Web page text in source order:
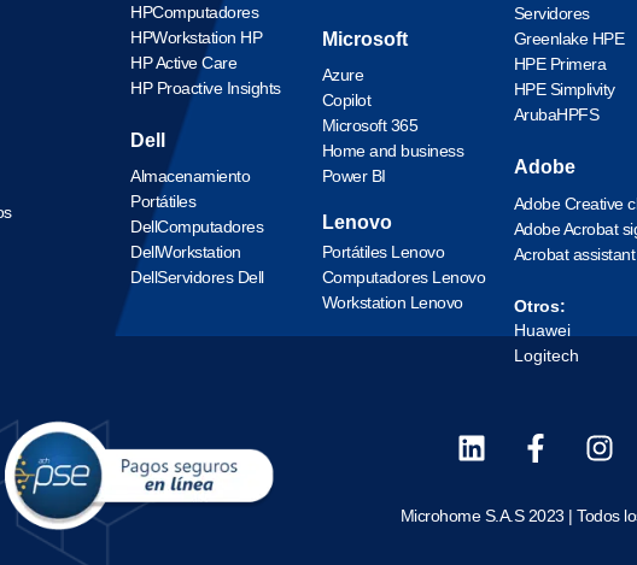
HPComputadores
HPWorkstation HP
HP Active Care
HP Proactive Insights
Dell
Almacenamiento
Portátiles
DellComputadores
DellWorkstation
DellServidores Dell
Microsoft
Azure
Copilot
Microsoft 365
Home and business
Power BI
Lenovo
Portátiles Lenovo
Computadores Lenovo
Workstation Lenovo
Servidores
Greenlake HPE
HPE Primera
HPE Simplivity
ArubaHPFS
Adobe
Adobe Creative
Adobe Acrobat
Acrobat assistant
Otros:
Huawei
Logitech
Microhome S.A.S 2023 | Todos